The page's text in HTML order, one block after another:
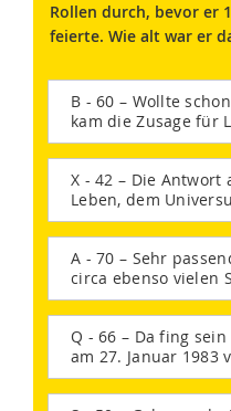
Rollen durch, bevor er
feierte. Wie alt war er
B - 60 – Wollte
kam die Zusage für
X - 42 – Die Antwort
Leben, dem
A - 70 – Sehr
circa ebenso vielen
Q - 66 – Da fing
am 27. Januar 1983